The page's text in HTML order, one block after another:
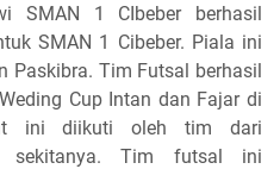
SMAN 1 CIbeber berhasil
SMAN 1 Cibeber. Piala ini
Paskibra. Tim Futsal berhasil
Cup Intan dan Fajar di
ini diikuti oleh tim dari
sekitanya. Tim futsal ini